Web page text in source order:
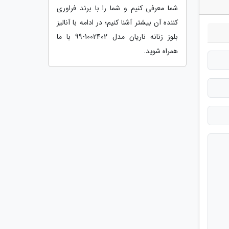
شما معرفی کنیم و شما را با برند فراوری
کننده آن بیشتر آشنا کنیم؛ در ادامه با آنالیز
بلوز زنانه ناریان مدل 1002402-99 با ما
همراه شوید.